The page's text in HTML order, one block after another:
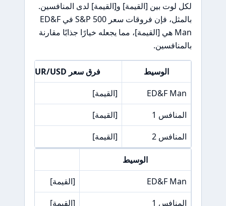
لكل لوت بين [القيمة] و[القيمة] لدى المنافسين.
بالمثل، فإن فروقات سعر S&P 500 في ED&F
Man هي [القيمة]، مما يجعله خيارًا جذابًا مقارنة
بالمنافسين.
الوسيط
فرق سعر EUR/USD
ED&F Man
[القيمة]
المنافس 1
[القيمة]
المنافس 2
[القيمة]
الوسيط
ED&F Man
[القيمة]
المنافس 1
[القيمة]